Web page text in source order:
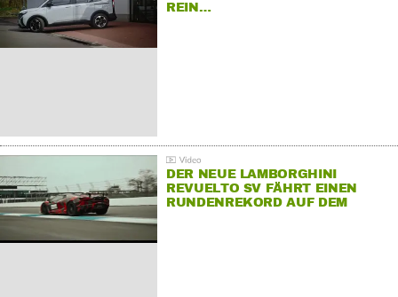
REIN…
DER NEUE LAMBORGHINI
REVUELTO SV FÄHRT EINEN
RUNDENREKORD AUF DEM